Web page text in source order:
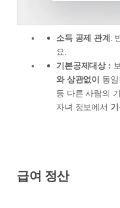
소득 공제 관계 :
요.
기본공제대상 :
와 상관없이
동
등 다른 사람의
자녀 정보에서
급여 정산